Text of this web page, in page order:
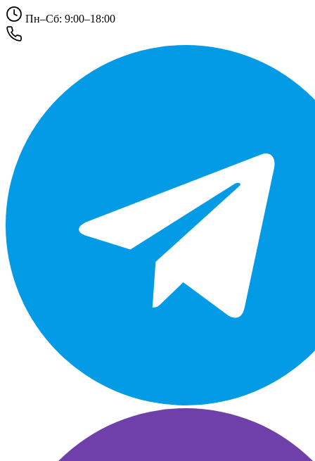
Пн–Сб: 9:00–18:00